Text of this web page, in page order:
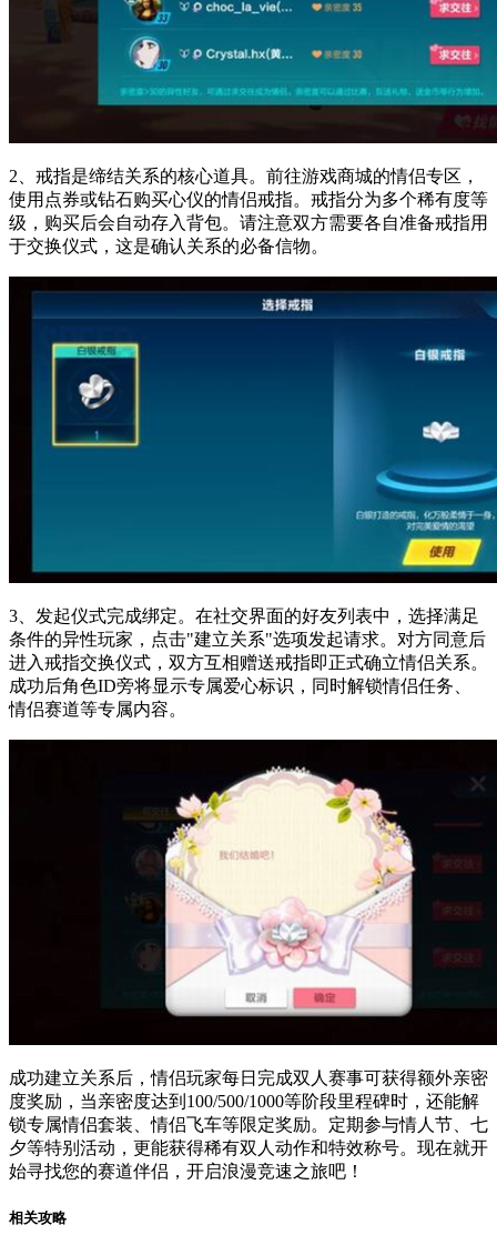
2、戒指是缔结关系的核心道具。前往游戏商城的情侣专区，
使用点券或钻石购买心仪的情侣戒指。戒指分为多个稀有度等
级，购买后会自动存入背包。请注意双方需要各自准备戒指用
于交换仪式，这是确认关系的必备信物。
3、发起仪式完成绑定。在社交界面的好友列表中，选择满足
条件的异性玩家，点击"建立关系"选项发起请求。对方同意后
进入戒指交换仪式，双方互相赠送戒指即正式确立情侣关系。
成功后角色ID旁将显示专属爱心标识，同时解锁情侣任务、
情侣赛道等专属内容。
成功建立关系后，情侣玩家每日完成双人赛事可获得额外亲密
度奖励，当亲密度达到100/500/1000等阶段里程碑时，还能解
锁专属情侣套装、情侣飞车等限定奖励。定期参与情人节、七
夕等特别活动，更能获得稀有双人动作和特效称号。现在就开
始寻找您的赛道伴侣，开启浪漫竞速之旅吧！
相关攻略